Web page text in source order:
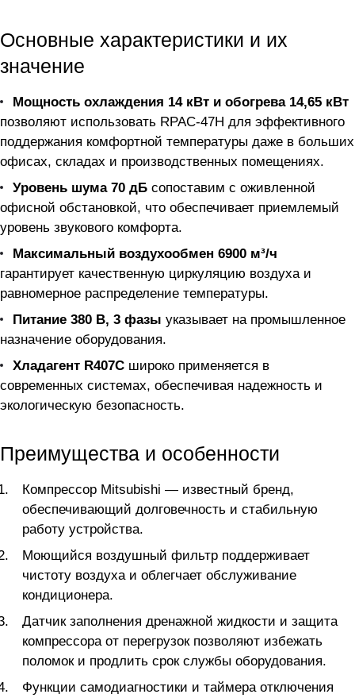
Основные характеристики и их
значение
Мощность охлаждения 14 кВт и обогрева 14,65 кВт
позволяют использовать RPAC-47H для эффективного
поддержания комфортной температуры даже в больших
офисах, складах и производственных помещениях.
Уровень шума 70 дБ сопоставим с оживленной
офисной обстановкой, что обеспечивает приемлемый
уровень звукового комфорта.
Максимальный воздухообмен 6900 м³/ч
гарантирует качественную циркуляцию воздуха и
равномерное распределение температуры.
Питание 380 В, 3 фазы указывает на промышленное
назначение оборудования.
Хладагент R407C широко применяется в
современных системах, обеспечивая надежность и
экологическую безопасность.
Преимущества и особенности
Компрессор Mitsubishi — известный бренд,
обеспечивающий долговечность и стабильную
работу устройства.
Моющийся воздушный фильтр поддерживает
чистоту воздуха и облегчает обслуживание
кондиционера.
Датчик заполнения дренажной жидкости и защита
компрессора от перегрузок позволяют избежать
поломок и продлить срок службы оборудования.
Функции самодиагностики и таймера отключения